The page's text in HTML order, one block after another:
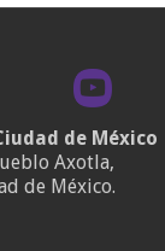
de México
Axotla,
de México.